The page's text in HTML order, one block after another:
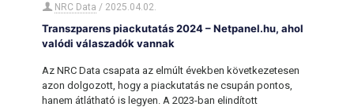
NRC Data / 2025.04.02.
Transzparens piackutatás 2024 – Netpanel.hu, ahol
valódi válaszadók vannak
Az NRC Data csapata az elmúlt években következetesen
azon dolgozott, hogy a piackutatás ne csupán pontos,
hanem átlátható is legyen. A 2023-ban elindított